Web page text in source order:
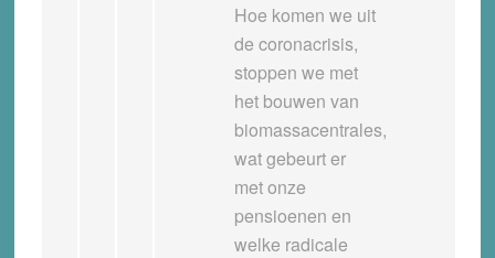
Hoe komen we uit
de coronacrisis,
stoppen we met
het bouwen van
biomassacentrales,
wat gebeurt er
met onze
pensioenen en
welke radicale